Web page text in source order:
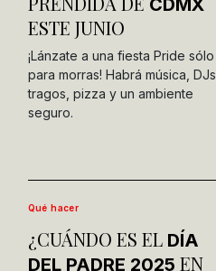
ESTE JUNIO
¡Lánzate a una fiesta Pride sólo
para morras! Habrá música, DJs,
tragos, pizza y un ambiente
seguro.
Qué hacer
¿CUÁNDO ES EL DÍA
DEL PADRE 2025 EN